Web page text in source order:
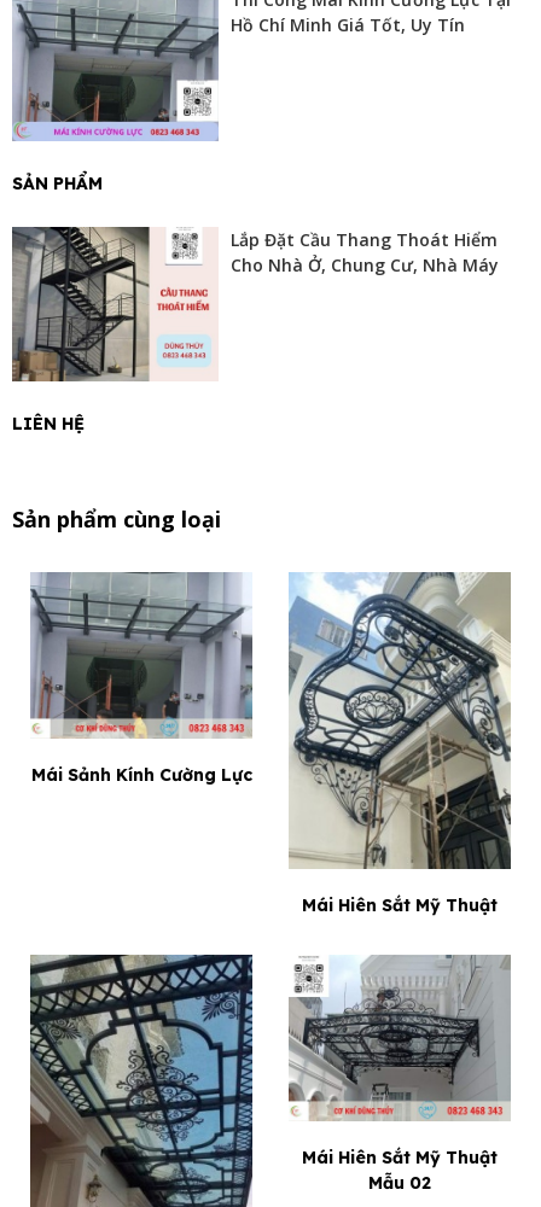
Thi công hệ khung xương dùng
sảnh alu công trình nhà thi đầu tại Đồng Nai cũ
ĐƠN VỊ THI CÔNG MÁI SẢNH ALU UY TÍN
Dũng Thúy là đơn vị thi công mái sảnh alu uy tín tại Hồ Chí
Minh, với nhiều năm kinh nghiệm trong lĩnh vực gia công – lắp
đặt các hạng mục alu. Chúng tôi cam kết mang đến những
công trình bền đẹp, thẩm mỹ cao, chi phí hợp lý và tiến độ thi
công nhanh chóng. Với đội ngũ thợ lành nghề cùng quy trình
làm việc chuyên nghiệp, Dũng Thúy luôn là lựa chọn tin cậy
showroom, nhà xưởng và nhiều hạng mục kiến trúc khác.
Q8 Hồ Chí Minh
Hồ Chí Minh Giá Tốt, Uy Tín
SẢN PHẨM
Lắp Đặt Cầu Thang Thoát Hiểm
Cho Nhà Ở, Chung Cư, Nhà Máy
LIÊN HỆ
Sản phẩm cùng loại
Mái Sảnh Kính Cường Lực
Mái Hiên Sắt Mỹ Thuật
Mái Hiên Sắt Mỹ Thuật
Mẫu 02